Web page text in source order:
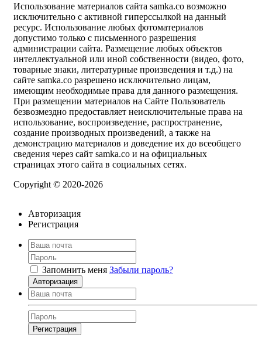
Использование материалов сайта samka.co возможно
исключительно с активной гиперссылкой на данный
ресурс. Использование любых фотоматериалов
допустимо только с письменного разрешения
администрации сайта. Размещение любых объектов
интеллектуальной или иной собственности (видео, фото,
товарные знаки, литературные произведения и т.д.) на
сайте samka.co разрешено исключительно лицам,
имеющим необходимые права для данного размещения.
При размещении материалов на Сайте Пользователь
безвозмездно предоставляет неисключительные права на
использование, воспроизведение, распространение,
создание производных произведений, а также на
демонстрацию материалов и доведение их до всеобщего
сведения через сайт samka.co и на официальных
страницах этого сайта в социальных сетях.
Copyright © 2020-2026
Авторизация
Регистрация
Запомнить меня Забыли пароль?
Авторизация
Регистрация